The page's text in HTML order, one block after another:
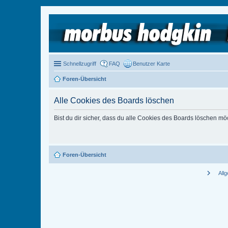
Schnellzugriff FAQ Benutzer Karte
Foren-Übersicht
Alle Cookies des Boards löschen
Bist du dir sicher, dass du alle Cookies des Boards löschen
Foren-Übersicht
chevron_right